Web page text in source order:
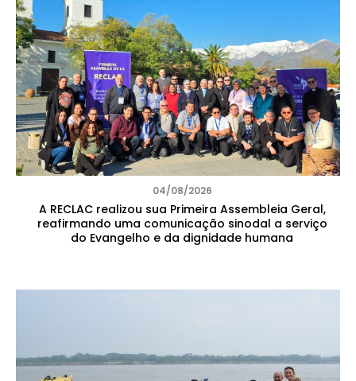
04/08/2026
A RECLAC realizou sua Primeira Assembleia Geral,
reafirmando uma comunicação sinodal a serviço
do Evangelho e da dignidade humana